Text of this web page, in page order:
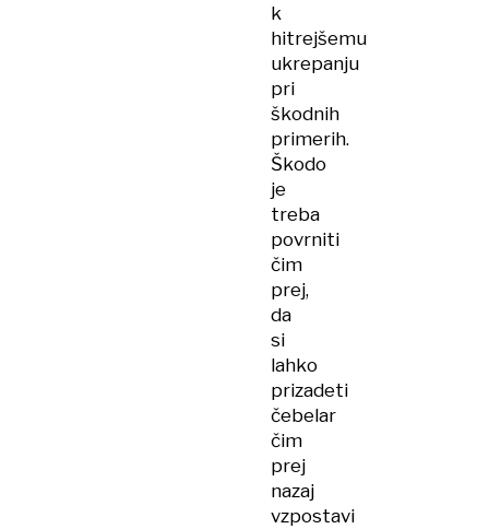
k
hitrejšemu
ukrepanju
pri
škodnih
primerih.
Škodo
je
treba
povrniti
čim
prej,
da
si
lahko
prizadeti
čebelar
čim
prej
nazaj
vzpostavi